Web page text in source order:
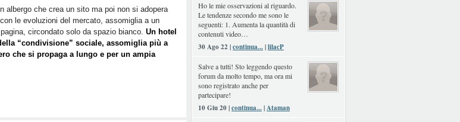
albergo che crea un sito ma poi non si adopera
le evoluzioni del mercato, assomiglia a un
circondato solo da spazio bianco. Un hotel
“condivisione” sociale, assomiglia più a
che si propaga a lungo e per un ampia
Ho le mie osservazioni al riguardo.
Le tendenze secondo me sono le
seguenti: 1. Aumenta la quantità di
contenuti video…
30 Ago 22 |continua...|lilacP
Salve a tutti! Sto leggendo questo
forum da molto tempo, ma ora mi
sono registrato anche per
partecipare!
10 Giu 20 |continua...|Ataman